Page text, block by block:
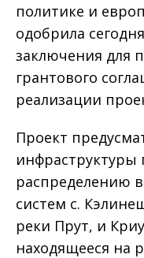
политике и
одобрила
заключения для
грантового
реализации
Проект
инфраструктуры
распределению
систем с.
реки Прут, и
находящееся на